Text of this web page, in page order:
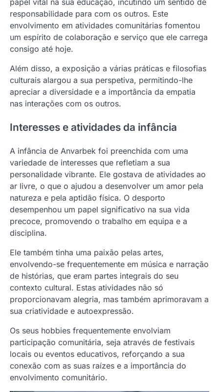
papel vital na sua educação, incutindo um sentido de
responsabilidade para com os outros. Este
envolvimento em atividades comunitárias fomentou
um espírito de colaboração e serviço que ele carrega
consigo até hoje.
Além disso, a exposição a várias práticas e filosofias
culturais alargou a sua perspetiva, permitindo-lhe
apreciar a diversidade e a importância da empatia
nas interações com os outros.
Interesses e atividades da infância
A infância de Anvarbek foi preenchida com uma
variedade de interesses que refletiam a sua
personalidade vibrante. Ele gostava de atividades ao
ar livre, o que o ajudou a desenvolver um amor pela
natureza e pela aptidão física. O desporto
desempenhou um papel significativo na sua vida
precoce, promovendo o trabalho em equipa e a
disciplina.
Ele também tinha uma paixão pelas artes,
envolvendo-se frequentemente em música e narração
de histórias, que eram partes integrais do seu
contexto cultural. Estas atividades não só
proporcionavam alegria, mas também aprimoravam a
sua criatividade e autoexpressão.
Os seus hobbies frequentemente envolviam
participação comunitária, seja através de festivais
locais ou eventos educativos, reforçando a sua
conexão com as suas raízes e a importância do
envolvimento comunitário.